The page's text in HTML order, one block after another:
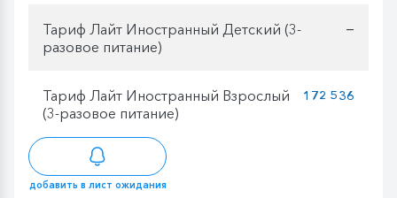
Тариф Лайт Иностранный Детский (3-
разовое питание)
—
Тариф Лайт Иностранный Взрослый
(3-разовое питание)
172 536
добавить в лист ожидания